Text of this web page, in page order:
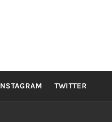
TWITTER